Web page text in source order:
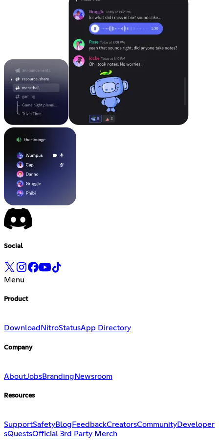
Social
Menu
Product
Download NitroStatusApp Directory
Company
AboutJobsBranding Newsroom
Resources
SupportSafetyBlog FeedbackCreatorsCommunityDeveloper
sQuestsOfficial 3rd Party Merch